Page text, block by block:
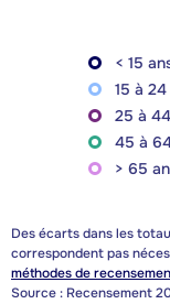
< 15
15 à
25 à
45 à
> 65
Des écarts dans les
correspondent pas
méthodes de
Source : Recensement